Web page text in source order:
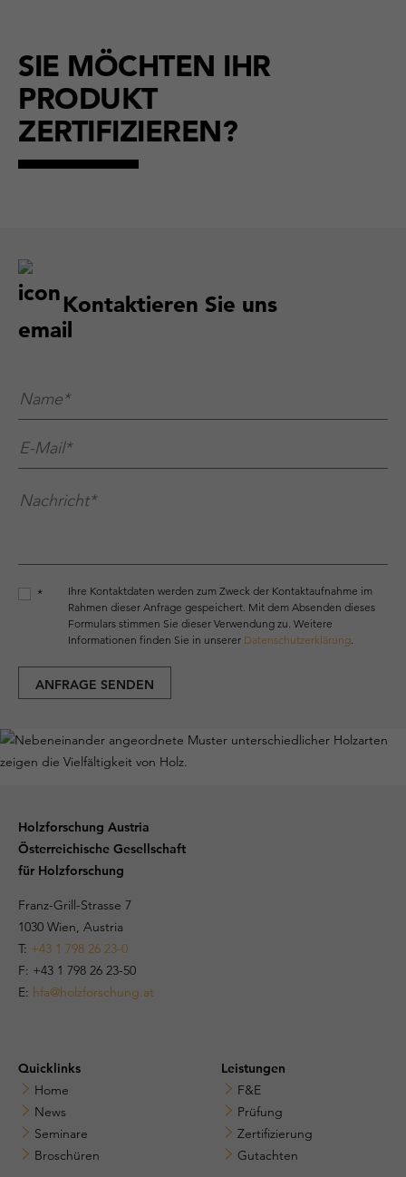
SIE MÖCHTEN IHR
PRODUKT
ZERTIFIZIEREN?
Kontaktieren Sie uns
Name**
E-Mail**
Nachricht**
*
Ihre Kontaktdaten werden zum Zweck der Kontaktaufnahme im
Rahmen dieser Anfrage gespeichert. Mit dem Absenden dieses
Formulars stimmen Sie dieser Verwendung zu. Weitere
Informationen finden Sie in unserer Datenschutzerklärung.
ANFRAGE SENDEN
Holzforschung Austria
Österreichische Gesellschaft
für Holzforschung
Franz-Grill-Strasse 7
1030 Wien, Austria
T: +43 1 798 26 23-0
​​F: +43 1 798 26 23-50
E: hfa@holzforschung.at
Quicklinks
Home
News
Seminare
Broschüren
Leistungen
F&E
Prüfung
Zertifizierung
Gutachten